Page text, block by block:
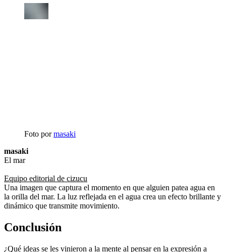
Foto pormasaki
masaki
El mar
Equipo editorial de cizucu
Una imagen que captura el momento en que alguien patea agua en
la orilla del mar. La luz reflejada en el agua crea un efecto brillante y
dinámico que transmite movimiento.
Conclusión
¿Qué ideas se les vinieron a la mente al pensar en la expresión a